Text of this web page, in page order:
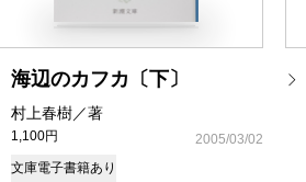
海辺のカフカ〔下〕
村上春樹／著
1,100円
2005/03/02
文庫電子書籍あり